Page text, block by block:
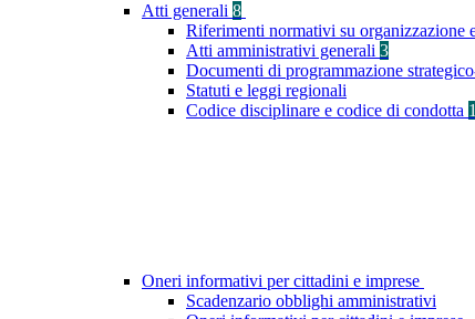
Atti generali 8
Riferimenti normativi su organizzazione
Atti amministrativi generali 3
Documenti di programmazione
Statuti e leggi regionali
Codice disciplinare e codice di condotta 1
Oneri informativi per cittadini e imprese
Scadenzario obblighi amministrativi